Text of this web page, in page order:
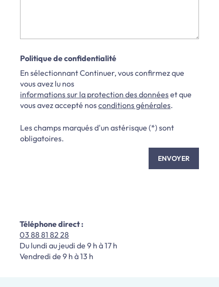
Politique de confidentialité
En sélectionnant Continuer, vous confirmez que
vous avez lu nos
informations sur la protection des donnéeset que
vous avez accepté nosconditions générales.
Les champs marqués d'un astérisque (*) sont
obligatoires.
ENVOYER
Téléphone direct :
03 88 81 82 28
Du lundi au jeudi de 9 h à 17 h
Vendredi de 9 h à 13 h